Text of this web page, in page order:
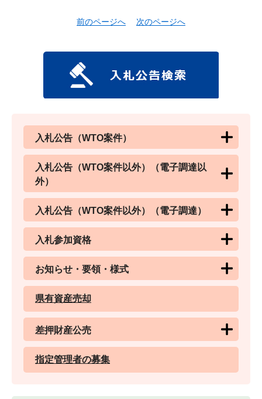
前のページへ 次のページへ
入札公告（WTO案件）
入札公告（WTO案件以外）（電子調達以
外）
入札公告（WTO案件以外）（電子調達）
入札参加資格
お知らせ・要領・様式
県有資産売却
差押財産公売
指定管理者の募集